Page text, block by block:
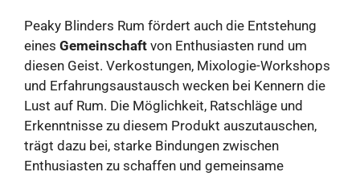
Peaky Blinders Rum fördert auch die Entstehung
eines Gemeinschaft von Enthusiasten rund um
diesen Geist. Verkostungen, Mixologie-Workshops
und Erfahrungsaustausch wecken bei Kennern die
Lust auf Rum. Die Möglichkeit, Ratschläge und
Erkenntnisse zu diesem Produkt auszutauschen,
trägt dazu bei, starke Bindungen zwischen
Enthusiasten zu schaffen und gemeinsame